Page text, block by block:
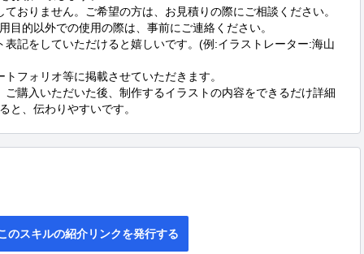
おりません。ご希望の方は、お見積りの際にご相談ください。
的以外での使用の際は、事前にご連絡ください。
記をしていただけると嬉しいです。(例:イラストレーター:海山
フォリオ等に掲載させていただきます。
購入いただいた後、制作するイラストの内容をできるだけ詳細
と、伝わりやすいです。
のスキルの紹介リンクを発行する